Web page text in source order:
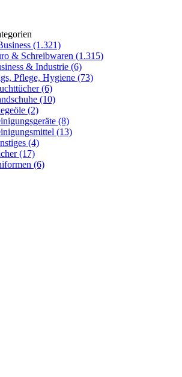
(1.321)
& Schreibwaren (1.315)
& Industrie (6)
Pflege, Hygiene (73)
(6)
(10)
(2)
(8)
(13)
(4)
(17)
(6)